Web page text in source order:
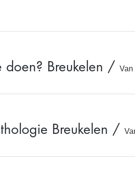
Breukelen / Van
Breukelen /